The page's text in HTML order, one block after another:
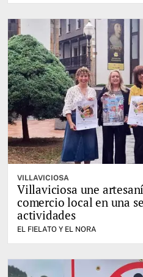
VILLAVICIOSA
Villaviciosa une
comercio local en una
actividades
EL FIELATO Y EL NORA